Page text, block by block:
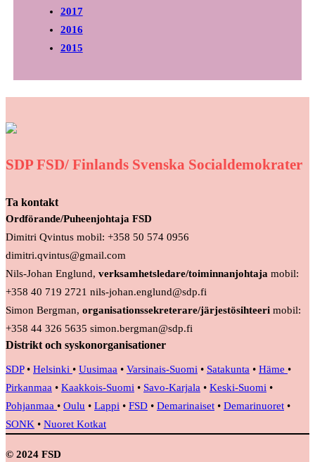
2017
2016
2015
SDP FSD/ Finlands Svenska Socialdemokrater
Ta kontakt
Ordförande/Puheenjohtaja FSD
Dimitri Qvintus mobil: +358 50 574 0956
dimitri.qvintus@gmail.com
Nils-Johan Englund, verksamhetsledare/toiminnanjohtaja mobil:
+358 40 719 2721 nils-johan.englund@sdp.fi
Simon Bergman, organisationssekreterare/järjestösihteeri mobil:
+358 44 326 5635 simon.bergman@sdp.fi
Distrikt och syskonorganisationer
SDP• Helsinki • Uusimaa • Varsinais-Suomi • Satakunta • Häme •
Pirkanmaa • Kaakkois-Suomi • Savo-Karjala • Keski-Suomi •
Pohjanmaa • Oulu • Lappi • FSD • Demarinaiset • Demarinuoret •
SONK • Nuoret Kotkat
© 2024 FSD